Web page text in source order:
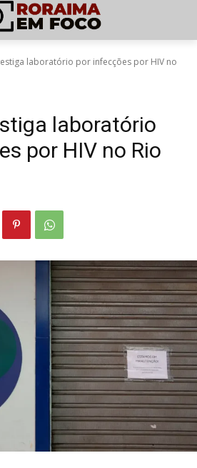
laboratório por infecções por HIV no
laboratório
por HIV no Rio